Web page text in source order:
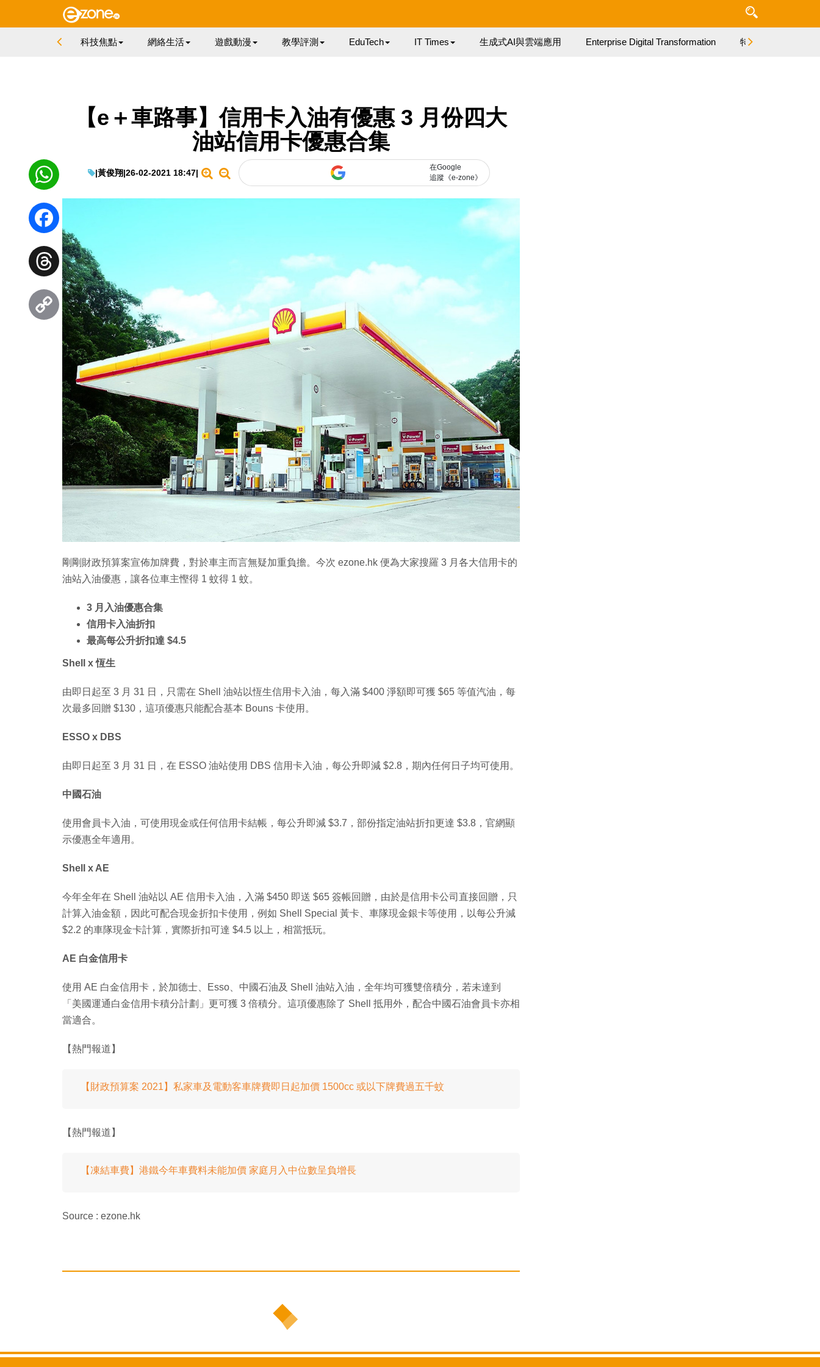
科技焦點 網絡生活 遊戲動漫 教學評測 EduTech IT Times 生成式AI與雲端應用 Enterprise Digital Transformation 特集
【e＋車路事】信用卡入油有優惠 3 月份四大
油站信用卡優惠合集
|黃俊翔|26-02-2021 18:47|
在Google
追蹤《e-zone》
剛剛財政預算案宣佈加牌費，對於車主而言無疑加重負擔。今次 ezone.hk 便為大家搜羅 3 月各大信用卡的
油站入油優惠，讓各位車主慳得 1 蚊得 1 蚊。
3 月入油優惠合集
信用卡入油折扣
最高每公升折扣達 $4.5
Shell x 恆生
由即日起至 3 月 31 日，只需在 Shell 油站以恆生信用卡入油，每入滿 $400 淨額即可獲 $65 等值汽油，每
次最多回贈 $130，這項優惠只能配合基本 Bouns 卡使用。
ESSO x DBS
由即日起至 3 月 31 日，在 ESSO 油站使用 DBS 信用卡入油，每公升即減 $2.8，期內任何日子均可使用。
中國石油
使用會員卡入油，可使用現金或任何信用卡結帳，每公升即減 $3.7，部份指定油站折扣更達 $3.8，官網顯
示優惠全年適用。
Shell x AE
今年全年在 Shell 油站以 AE 信用卡入油，入滿 $450 即送 $65 簽帳回贈，由於是信用卡公司直接回贈，只
計算入油金額，因此可配合現金折扣卡使用，例如 Shell Special 黃卡、車隊現金銀卡等使用，以每公升減
$2.2 的車隊現金卡計算，實際折扣可達 $4.5 以上，相當抵玩。
AE 白金信用卡
使用 AE 白金信用卡，於加德士、Esso、中國石油及 Shell 油站入油，全年均可獲雙倍積分，若未達到
「美國運通白金信用卡積分計劃」更可獲 3 倍積分。這項優惠除了 Shell 抵用外，配合中國石油會員卡亦相
當適合。
【熱門報道】
【財政預算案 2021】私家車及電動客車牌費即日起加價 1500cc 或以下牌費過五千蚊
【熱門報道】
【凍結車費】港鐵今年車費料未能加價 家庭月入中位數呈負增長
Source : ezone.hk
WhatsApp
Facebook
Threads
Copy
Link